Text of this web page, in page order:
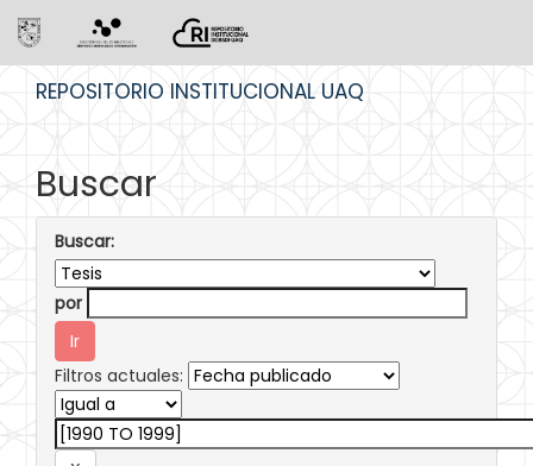
REPOSITORIO INSTITUCIONAL UAQ
Buscar
Buscar:
por
Filtros actuales: